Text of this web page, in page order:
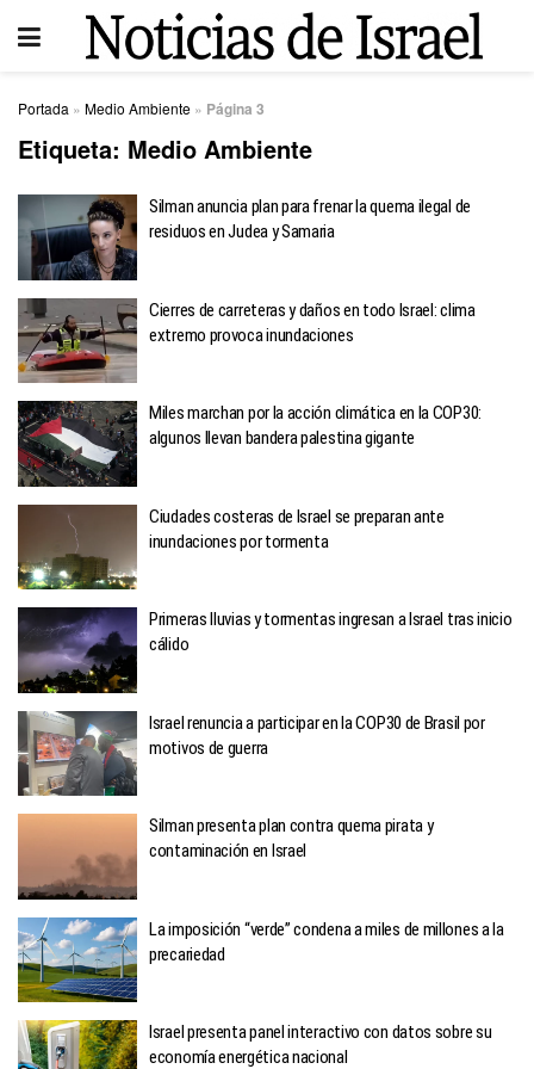
Portada » Medio Ambiente » Página 3
Etiqueta: Medio Ambiente
Silman anuncia plan para frenar la quema ilegal de
residuos en Judea y Samaria
Cierres de carreteras y daños en todo Israel: clima
extremo provoca inundaciones
Miles marchan por la acción climática en la COP30:
algunos llevan bandera palestina gigante
Ciudades costeras de Israel se preparan ante
inundaciones por tormenta
Primeras lluvias y tormentas ingresan a Israel tras inicio
cálido
Israel renuncia a participar en la COP30 de Brasil por
motivos de guerra
Silman presenta plan contra quema pirata y
contaminación en Israel
La imposición “verde” condena a miles de millones a la
precariedad
Israel presenta panel interactivo con datos sobre su
economía energética nacional